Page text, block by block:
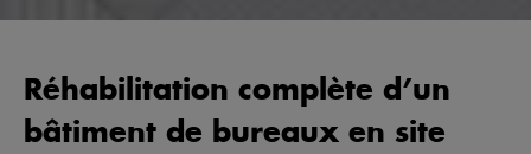
Réhabilitation complète d’un
bâtiment de bureaux en site